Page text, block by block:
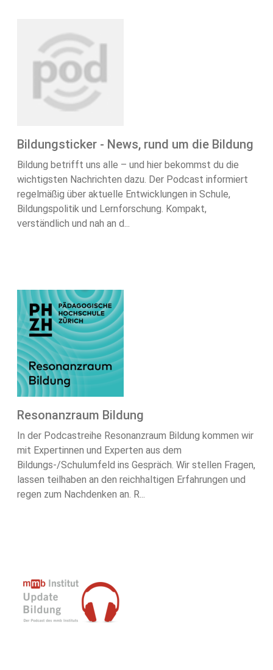
Bildungsticker - News, rund um die Bildung
Bildung betrifft uns alle – und hier bekommst du die
wichtigsten Nachrichten dazu. Der Podcast informiert
regelmäßig über aktuelle Entwicklungen in Schule,
Bildungspolitik und Lernforschung. Kompakt,
verständlich und nah an d...
Resonanzraum Bildung
In der Podcastreihe Resonanzraum Bildung kommen wir
mit Expertinnen und Experten aus dem
Bildungs-/Schulumfeld ins Gespräch. Wir stellen Fragen,
lassen teilhaben an den reichhaltigen Erfahrungen und
regen zum Nachdenken an. R...